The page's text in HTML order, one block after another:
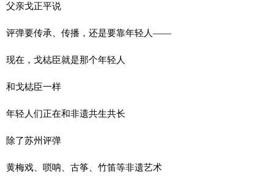
父亲戈正平说
评弹要传承、传播，还是要靠年轻人——
现在，戈梽臣就是那个年轻人
和戈梽臣一样
年轻人们正在和非遗共生共长
除了苏州评弹
黄梅戏、唢呐、古筝、竹笛等非遗艺术